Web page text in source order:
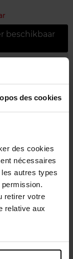
des cookies
des cookies
nécessaires
autres types
retirer votre
relative aux
beschikbaar